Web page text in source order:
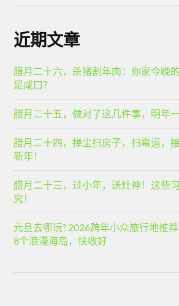
近期文章
腊月二十六，杀猪割年肉：你家今晚
是咸口？
腊月二十五，做对了这几件事，明年
腊月二十四，掸尘扫房子，扫霉运，
新年！
腊月二十三，过小年，送灶神！这些
究！
元旦去哪玩? 2026跨年小众旅行地推
8个浪漫海岛，快收好